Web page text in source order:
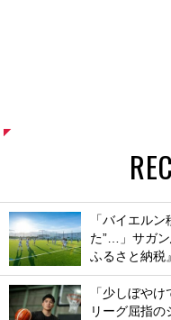
「バイエル
た”…」サガ
ふるさと納税』
「少しぼや
リーグ屈指の